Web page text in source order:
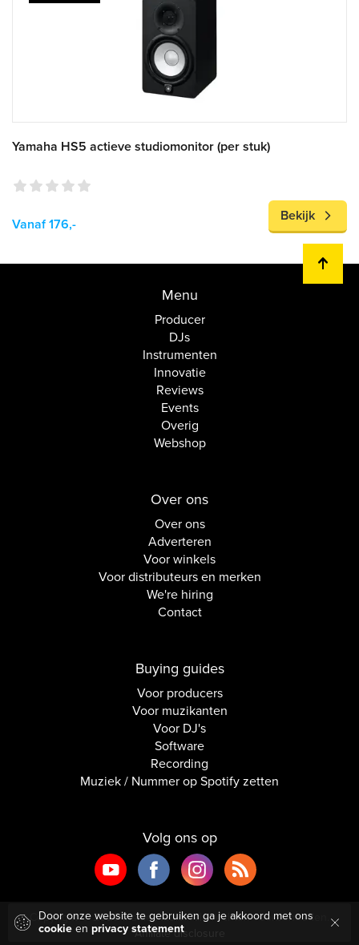
Door onze website te gebruiken ga je akkoord met ons
cookie en privacy statement
Yamaha HS5 actieve studiomonitor (per stuk)
Vanaf 176,-
Bekijk
Menu
Producer
DJs
Instrumenten
Innovatie
Reviews
Events
Overig
Webshop
Over ons
Over ons
Adverteren
Voor winkels
Voor distributeurs en merken
We're hiring
Contact
Buying guides
Voor producers
Voor muzikanten
Voor DJ's
Software
Recording
Muziek / Nummer op Spotify zetten
Volg ons op
Copyright © 2026 Inside Audio. Alle rechten voorbehouden.
Affiliate disclosure